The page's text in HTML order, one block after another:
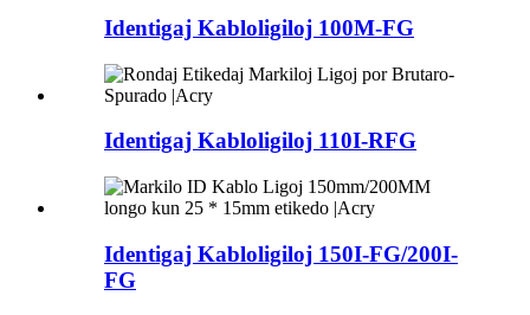
Identigaj Kabloligiloj 100M-FG
Identigaj Kabloligiloj 110I-RFG
Identigaj Kabloligiloj 150I-FG/200I-
FG